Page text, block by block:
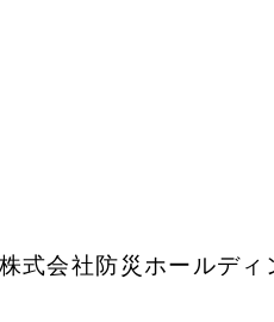
式会社防災ホールディ